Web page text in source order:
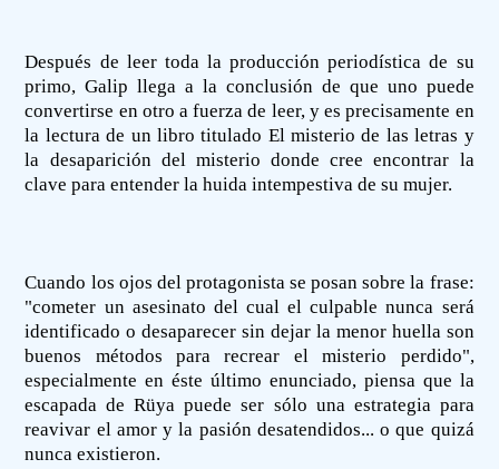
Después de leer toda la producción periodística de su
primo, Galip llega a la conclusión de que uno puede
convertirse en otro a fuerza de leer, y es precisamente en
la lectura de un libro titulado El misterio de las letras y
la desaparición del misterio donde cree encontrar la
clave para entender la huida intempestiva de su mujer.
Cuando los ojos del protagonista se posan sobre la frase:
"cometer un asesinato del cual el culpable nunca será
identificado o desaparecer sin dejar la menor huella son
buenos métodos para recrear el misterio perdido",
especialmente en éste último enunciado, piensa que la
escapada de Rüya puede ser sólo una estrategia para
reavivar el amor y la pasión desatendidos... o que quizá
nunca existieron.